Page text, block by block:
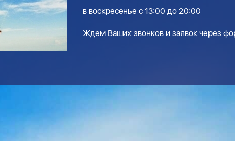
в воскресенье с 13:00 до 20:00
Ждем Ваших звонков и заявок через